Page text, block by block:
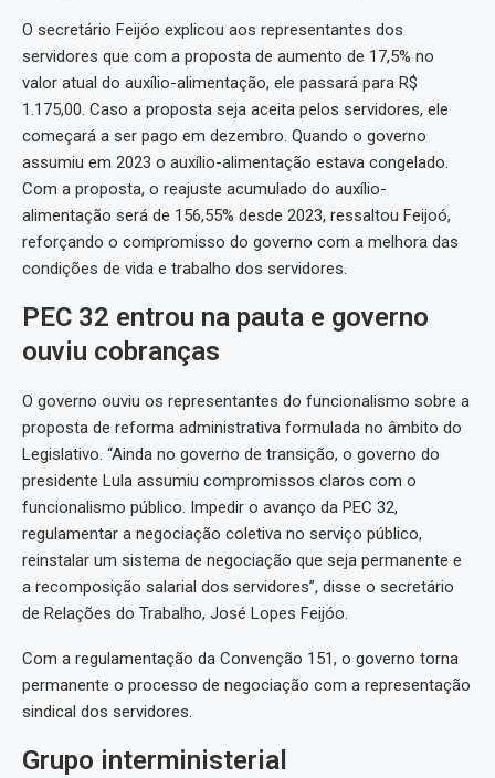
O secretário Feijóo explicou aos representantes dos
servidores que com a proposta de aumento de 17,5% no
valor atual do auxílio-alimentação, ele passará para R$
1.175,00. Caso a proposta seja aceita pelos servidores, ele
começará a ser pago em dezembro. Quando o governo
assumiu em 2023 o auxílio-alimentação estava congelado.
Com a proposta, o reajuste acumulado do auxílio-
alimentação será de 156,55% desde 2023, ressaltou Feijoó,
reforçando o compromisso do governo com a melhora das
condições de vida e trabalho dos servidores.
PEC 32 entrou na pauta e governo
ouviu cobranças
O governo ouviu os representantes do funcionalismo sobre a
proposta de reforma administrativa formulada no âmbito do
Legislativo. “Ainda no governo de transição, o governo do
presidente Lula assumiu compromissos claros com o
funcionalismo público. Impedir o avanço da PEC 32,
regulamentar a negociação coletiva no serviço público,
reinstalar um sistema de negociação que seja permanente e
a recomposição salarial dos servidores”, disse o secretário
de Relações do Trabalho, José Lopes Feijóo.
Com a regulamentação da Convenção 151, o governo torna
permanente o processo de negociação com a representação
sindical dos servidores.
Grupo interministerial